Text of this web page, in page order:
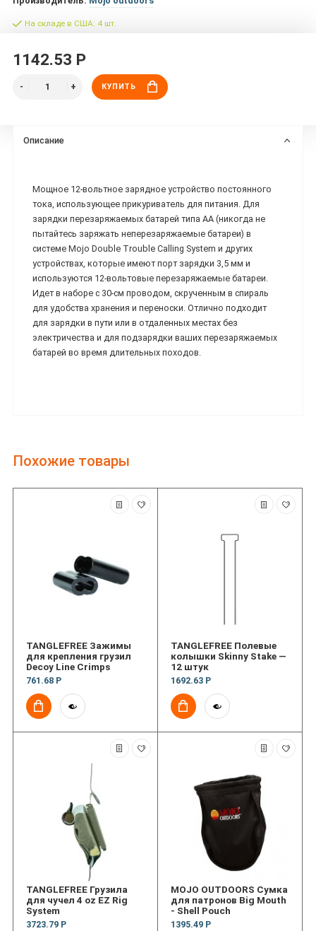
На складе в США: 4 шт.
1142.53 Р
КУПИТЬ
Описание
Мощное 12-вольтное зарядное устройство постоянного
тока, использующее прикуриватель для питания. Для
зарядки перезаряжаемых батарей типа АА (никогда не
пытайтесь заряжать неперезаряжаемые батареи) в
системе Mojo Double Trouble Calling System и других
устройствах, которые имеют порт зарядки 3,5 мм и
используются 12-вольтовые перезаряжаемые батареи.
Идет в наборе с 30-см проводом, скрученным в спираль
для удобства хранения и переноски. Отлично подходит
для зарядки в пути или в отдаленных местах без
электричества и для подзарядки ваших перезаряжаемых
батарей во время длительных походов.
Похожие товары
TANGLEFREE Зажимы
для крепления грузил
Decoy Line Crimps
761.68 Р
TANGLEFREE Полевые
колышки Skinny Stake —
12 штук
1692.63 Р
TANGLEFREE Грузила
для чучел 4 oz EZ Rig
System
3723.79 Р
MOJO OUTDOORS Сумка
для патронов Big Mouth
- Shell Pouch
1395.49 Р